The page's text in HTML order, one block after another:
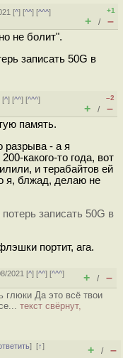
[^] [^^] [^^^]
+1
+ / –
не болит".
записать 50G в
[^] [^^] [^^^]
–2
+ / –
память.
разрыва - а я
какого-то года, вот
и терабайтов ей
я, блжад, делаю не
записать 50G в
портит, ага.
2021 [^] [^^] [^^^]
+ / –
глюки Да это всё твои
текст свёрнут,
][↑]
+ / –